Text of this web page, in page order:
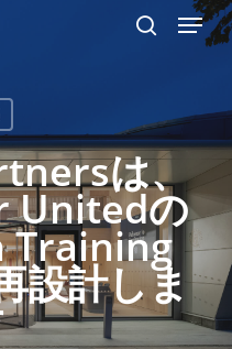
search
Menu
は、
Unitedの
Training
設計しま
Menu